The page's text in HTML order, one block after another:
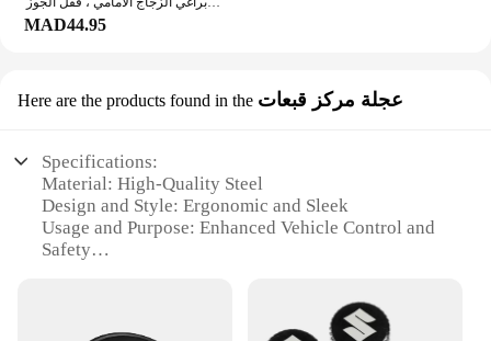
MAD44.95
Here are the products found in the عجلة مركز قبعات
Specifications:
Material: High-Quality Steel
Design and Style: Ergonomic and Sleek
Usage and Purpose: Enhanced Vehicle Control and
Safety
Shape or Size or Weight or Quantity: Compact and
Lightweight